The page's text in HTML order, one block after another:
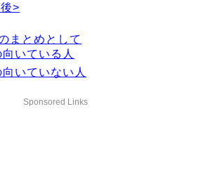
>
まとめとして
いている人
いていない人
Sponsored Links